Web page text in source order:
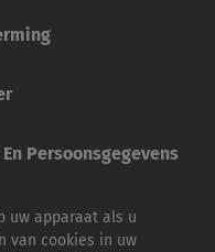
Persoonsgegevens
uw apparaat als u
van cookies in uw